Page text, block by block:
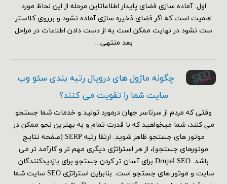
اول: آماده سازی فضای پایدار اطلاعاتاین مرحله از این لحاظ مورد
اهمیت است که اگر فضای ذخیره سازی آماده نشود و برروی کلاستر
ست نشود در نهایت ممکن است به از دست دادن اطلاعات در مراحل
بعد منتهی...
چگونه ماژول های دروپال رتبه بندی سئو وب
سایت شما را تقویت می کنند؟
وقتی که مردم از سرتاسر جهان درمورد تولید و خدمات شما جستجو
می کنند، شما میخواهید که با قدرت تمام و به بهترین نحو ممکن در
موتور های جستجو ظاهر شوید. ارتقا رتبه SERP (صفحه نتایج
موتورهای جستجو)، از هر استراتژی دیگری مهم تر و کارآمد تر می
باشد. Drupal SEO برای آسان تر کردن جستجو برای بازدیدکنندگان
سایت و موتور های جستجو است. بنابراین استراتژی SEO سایت شما